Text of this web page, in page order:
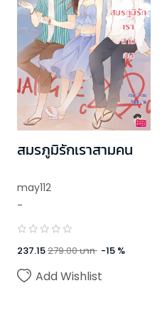
สมรภูมิรักเราสามคน
may112
-
237.15279.00บาท -15 %
Add Wishlist